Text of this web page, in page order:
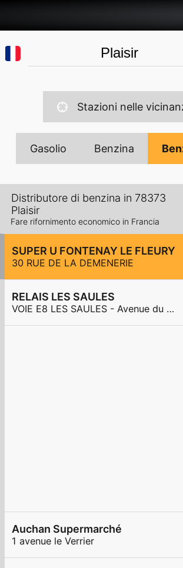
Stazioni nelle
Gasolio Benzina
Distributore di benzina in 78373
Plaisir
Fare rifornimento economico in Francia
SUPER U FONTENAY LE FLEURY
30 RUE DE LA DEMENERIE
RELAIS LES SAULES
VOIE E8 LES SAULES - Avenue du 8 Mai 1945
Auchan Supermarché
1 avenue le Verrier